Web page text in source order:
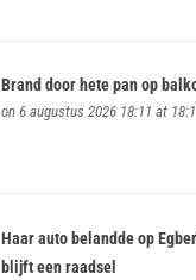
Brand door hete pan op
on 6 augustus 2026 18:11 at
Haar auto belandde op
blijft een raadsel